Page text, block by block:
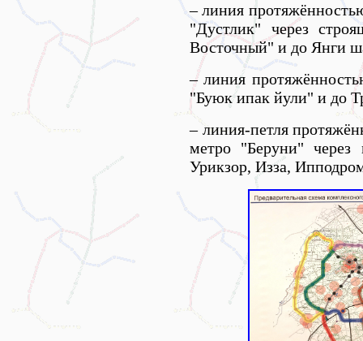
– линия
"Дустлик" через
Восточный" и до Янги
– линия
"Буюк ипак йули" и до
– линия-петля
метро "Беруни"
Урикзор, Изза,